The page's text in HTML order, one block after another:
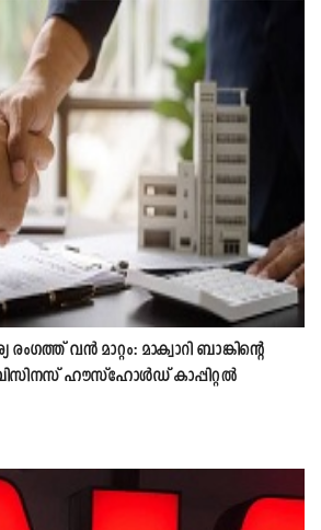
വൻ മാറ്റം: മാക്വാറി ബാങ്കിന്റെ
ഹൗസ്ഹോൾഡ് കാപ്പിറ്റൽ